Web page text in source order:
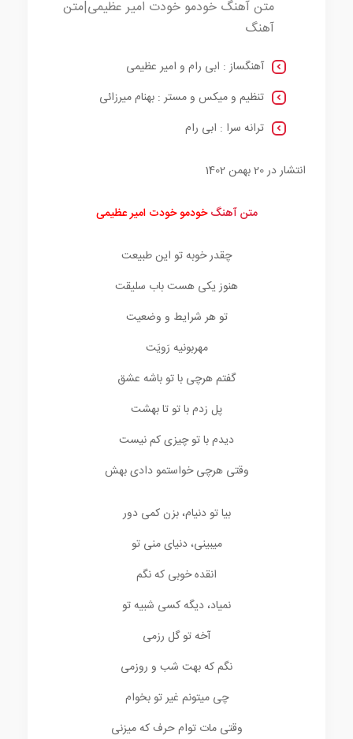
متن آهنگ خودمو خودت امیر عظیمی|متن
آهنگ
آهنگساز : ابی رام و امیر عظیمی
تنظیم و میکس و مستر : بهنام میرزائی
ترانه سرا : ابی رام
انتشار در 20 بهمن 1402
متن آهنگخودمو خودت امیر عظیمی
چقدر خوبه تو این طبیعت
هنوز یکی هست باب سلیقت
تو هر شرایط و وضعیت
مهربونیه رَویَت
گفتم هرچی با تو باشه عشق
پل زدم با تو تا بهشت
دیدم با تو چیزی کم نیست
وقتی هرچی خواستمو دادی بهش
بیا تو دنیام، بزن کمی دور
میبینی، دنیای منی تو
انقده خوبی که نگم
نمیاد، دیگه کسی شبیه تو
آخه تو گل رزمی
نگم که بهت شب و روزمی
چی میتونم غیر تو بخوام
وقتی مات توام حرف که میزنی